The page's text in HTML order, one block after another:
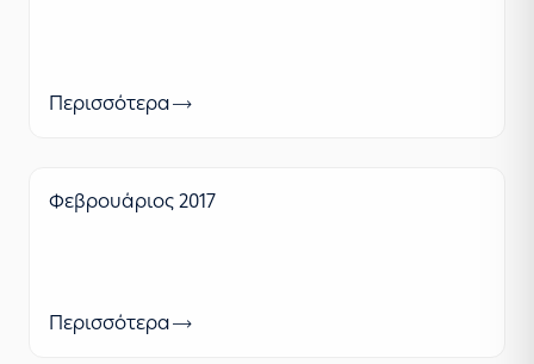
Περισσότερα
Φεβρουάριος 2017
Περισσότερα